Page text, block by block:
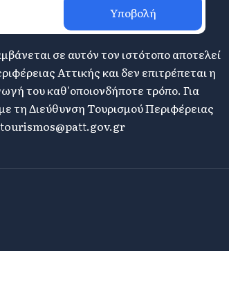
Υποβολή
σε αυτόν τον ιστότοπο αποτελεί
Αττικής και δεν επιτρέπεται η
του καθ'οποιονδήποτε τρόπο. Για
τη Διεύθυνση Τουρισμού Περιφέρειας
tourismos@patt.gov.gr